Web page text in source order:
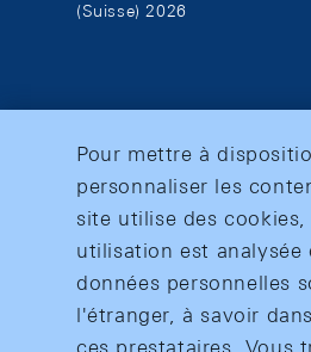
(Suisse) 2026
Pour mettre à
personnaliser les
site utilise des
utilisation est analysée
données personnelles
l'étranger, à savoir